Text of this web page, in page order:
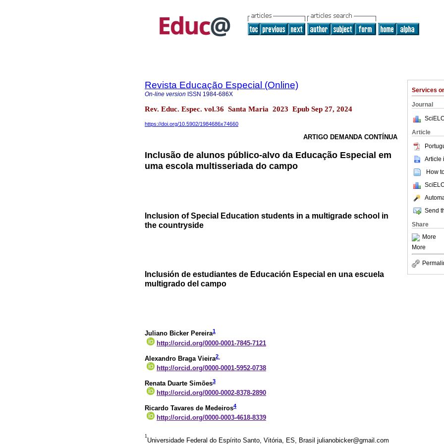
Services
Journal
Article
Article
How
Send
Share
More
More
Revista Educação Especial (Online)
On-line version ISSN 1984-686X
Rev. Educ. Espec. vol.36 Santa Maria 2023 Epub Sep 27, 2024
https://doi.org/10.5902/1984686x74660
ARTIGO DEMANDA CONTÍNUA
Inclusão de alunos público-alvo da Educação Especial em
uma escola multisseriada do campo
Inclusion of Special Education students in a multigrade school in
the countryside
Inclusión de estudiantes de Educación Especial en una escuela
multigrado del campo
Juliano Bicker Pereira1
http://orcid.org/0000-0001-7845-7121
Alexandro Braga Vieira2
http://orcid.org/0000-0001-5952-0738
Renata Duarte Simões3
http://orcid.org/0000-0002-8378-2890
Ricardo Tavares de Medeiros4
http://orcid.org/0000-0003-4618-8339
1
Universidade Federal do Espírito Santo, Vitória, ES, Brasil julianobicker@gmail.com